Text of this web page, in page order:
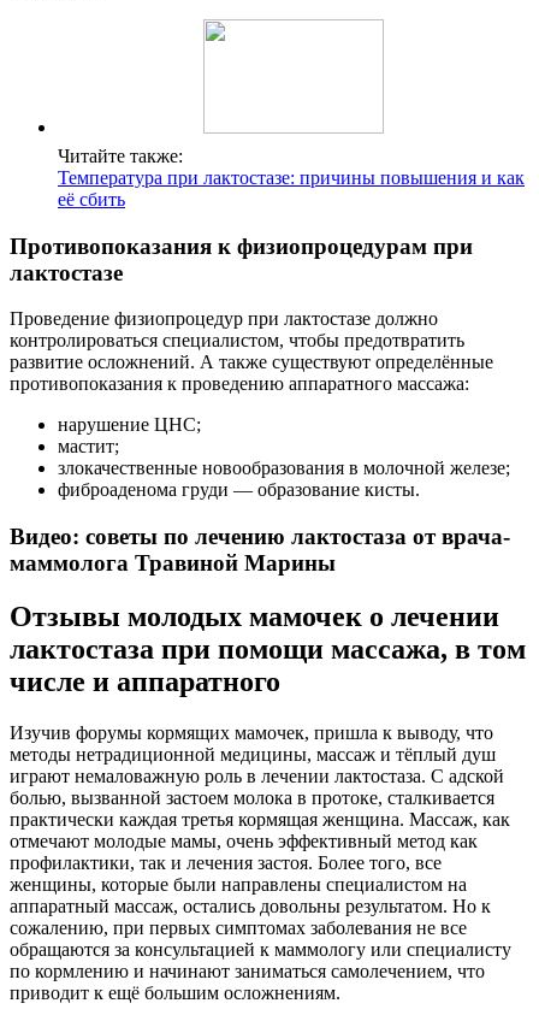
Читайте также:
Температура при лактостазе: причины повышения и как
её сбить
Противопоказания к физиопроцедурам при
лактостазе
Проведение физиопроцедур при лактостазе должно
контролироваться специалистом, чтобы предотвратить
развитие осложнений. А также существуют определённые
противопоказания к проведению аппаратного массажа:
нарушение ЦНС;
мастит;
злокачественные новообразования в молочной железе;
фиброаденома груди — образование кисты.
Видео: советы по лечению лактостаза от врача-
маммолога Травиной Марины
Отзывы молодых мамочек о лечении
лактостаза при помощи массажа, в том
числе и аппаратного
Изучив форумы кормящих мамочек, пришла к выводу, что
методы нетрадиционной медицины, массаж и тёплый душ
играют немаловажную роль в лечении лактостаза. С адской
болью, вызванной застоем молока в протоке, сталкивается
практически каждая третья кормящая женщина. Массаж, как
отмечают молодые мамы, очень эффективный метод как
профилактики, так и лечения застоя. Более того, все
женщины, которые были направлены специалистом на
аппаратный массаж, остались довольны результатом. Но к
сожалению, при первых симптомах заболевания не все
обращаются за консультацией к маммологу или специалисту
по кормлению и начинают заниматься самолечением, что
приводит к ещё большим осложнениям.